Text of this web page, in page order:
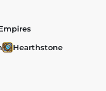
Hearthstone